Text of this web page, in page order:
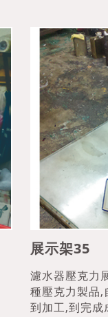
展示架35
濾水器壓克力
種壓克力製品
到加工,到完